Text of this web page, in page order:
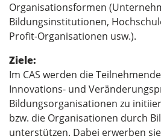
Organisationsformen
Bildungsinstitutionen,
Profit-Organisationen usw.).
Ziele:
Im CAS werden die
Innovations- und
Bildungsorganisationen zu
bzw. die Organisationen durch
unterstützen. Dabei erwerben